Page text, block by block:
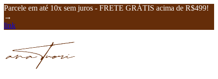
Parcele em até 10x sem juros - FRETE GRÁTIS acima de R$499!
→
link